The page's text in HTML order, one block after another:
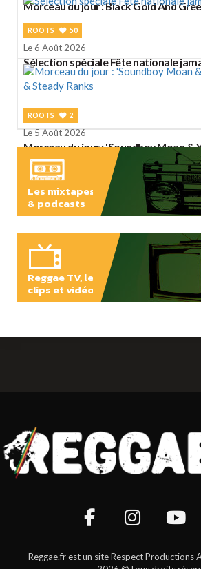
Morceau du jour : Black Gold And
ROOTS 50
Le 6 Août 2026
Sélection spéciale Fête nationale
ROOTS 2
Le 5 Août 2026
Morceau du jour : 'Soundboy Moan &
Steady Ranks
Les mixtapes
& podcasts
Reggae TV, les
clips et vidéos
Reggae.fr est un site Respect Productions